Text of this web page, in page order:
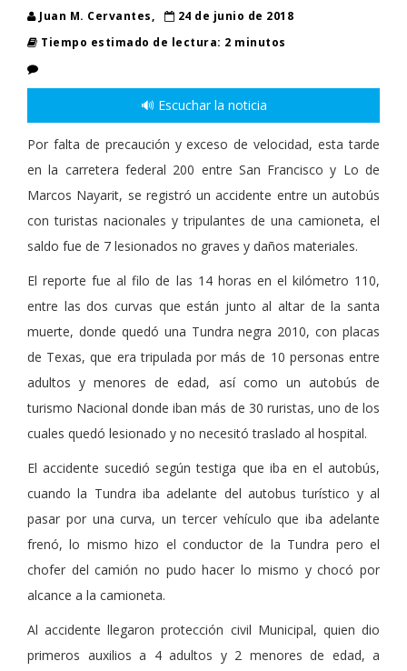
Juan M. Cervantes,
24 de junio de 2018
Tiempo estimado de lectura: 2 minutos
🔊 Escuchar la noticia
Por falta de precaución y exceso de velocidad, esta tarde
en la carretera federal 200 entre San Francisco y Lo de
Marcos Nayarit, se registró un accidente entre un autobús
con turistas nacionales y tripulantes de una camioneta, el
saldo fue de 7 lesionados no graves y daños materiales.
El reporte fue al filo de las 14 horas en el kilómetro 110,
entre las dos curvas que están junto al altar de la santa
muerte, donde quedó una Tundra negra 2010, con placas
de Texas, que era tripulada por más de 10 personas entre
adultos y menores de edad, así como un autobús de
turismo Nacional donde iban más de 30 ruristas, uno de los
cuales quedó lesionado y no necesitó traslado al hospital.
El accidente sucedió según testiga que iba en el autobús,
cuando la Tundra iba adelante del autobus turístico y al
pasar por una curva, un tercer vehículo que iba adelante
frenó, lo mismo hizo el conductor de la Tundra pero el
chofer del camión no pudo hacer lo mismo y chocó por
alcance a la camioneta.
Al accidente llegaron protección civil Municipal, quien dio
primeros auxilios a 4 adultos y 2 menores de edad, a